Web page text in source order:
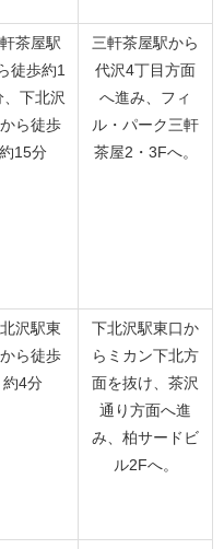
茶屋駅
徒歩約1
、下北沢
ら徒歩
約15分
三軒茶屋駅から
代沢4丁目方面
へ進み、フィ
ル・パーク三軒
茶屋2・3Fへ。
沢駅東
ら徒歩
約4分
下北沢駅東口か
らミカン下北方
面を抜け、茶沢
通り方面へ進
み、柏サードビ
ル2Fへ。